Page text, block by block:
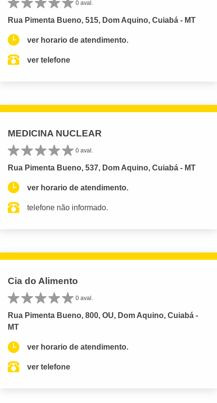
0 aval.
Rua Pimenta Bueno, 515, Dom Aquino, Cuiabá - MT
ver horario de atendimento.
ver telefone
MEDICINA NUCLEAR
0 aval.
Rua Pimenta Bueno, 537, Dom Aquino, Cuiabá - MT
ver horario de atendimento.
telefone não informado.
Cia do Alimento
0 aval.
Rua Pimenta Bueno, 800, OU, Dom Aquino, Cuiabá -
MT
ver horario de atendimento.
ver telefone